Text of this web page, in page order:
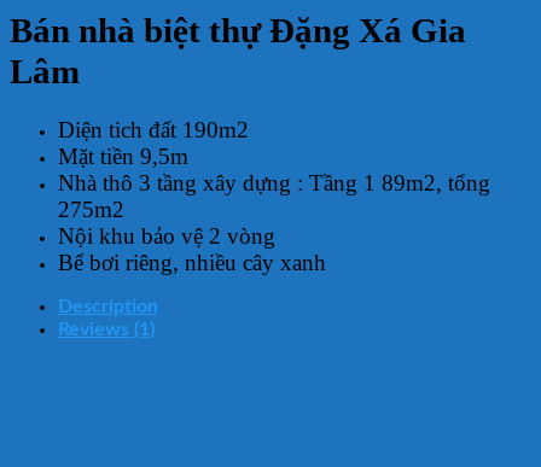
Bán nhà biệt thự Đặng Xá Gia
Lâm
Diện tich đất 190m2
Mặt tiền 9,5m
Nhà thô 3 tầng xây dựng : Tầng 1 89m2, tổng
275m2
Nội khu bảo vệ 2 vòng
Bể bơi riêng, nhiều cây xanh
Description
Reviews (1)